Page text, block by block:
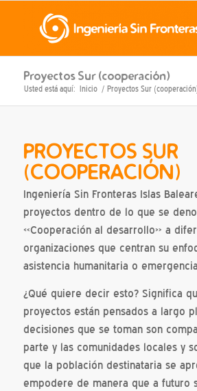
Proyectos Sur (cooperación)
Usted está aquí: Inicio / Proyectos Sur
PROYECTOS SUR
(COOPERACIÓN)
Ingeniería Sin Fronteras Islas
proyectos dentro de lo que se
«Cooperación al desarrollo» a
organizaciones que centran su
asistencia humanitaria o
¿Qué quiere decir esto? Significa
proyectos están pensados a largo
decisiones que se toman son
parte y las comunidades locales y
que la población destinataria se
empodere de manera que a futuro